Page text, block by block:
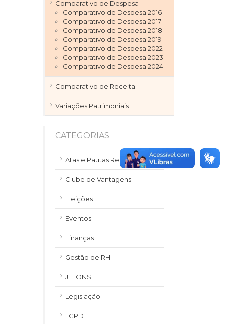
Comparativo de Despesa
Comparativo de Despesa 2016
Comparativo de Despesa 2017
Comparativo de Despesa 2018
Comparativo de Despesa 2019
Comparativo de Despesa 2022
Comparativo de Despesa 2023
Comparativo de Despesa 2024
Comparativo de Receita
Variações Patrimoniais
CATEGORIAS
Atas e Pautas Reuniões
Clube de Vantagens
Eleições
Eventos
Finanças
Gestão de RH
JETONS
Legislação
LGPD